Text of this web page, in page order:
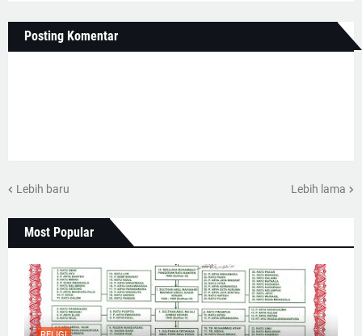
Posting Komentar
Lebih baru Lebih lama
Most Popular